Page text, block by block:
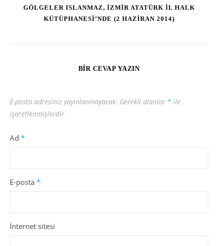
GÖLGELER ISLANMAZ, İZMİR ATATÜRK İL HALK
KÜTÜPHANESİ’NDE (2 HAZİRAN 2014)
BIR CEVAP YAZIN
E-posta adresiniz yayınlanmayacak. Gerekli alanlar * ile
işaretlenmişlerdir
Ad *
E-posta *
İnternet sitesi